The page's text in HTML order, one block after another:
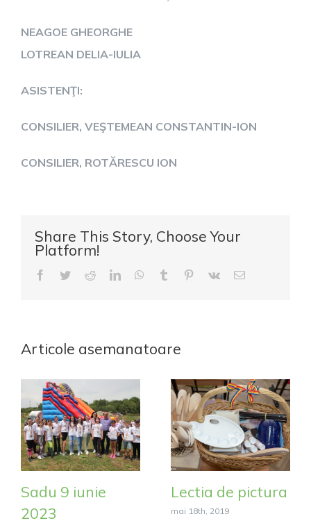
NEAGOE GHEORGHE
LOTREAN DELIA-IULIA
ASISTENŢI:
CONSILIER, VEŞTEMEAN CONSTANTIN-ION
CONSILIER, ROTĂRESCU ION
Share This Story, Choose Your
Platform!
Facebook
TwitterRedditLinkedInWhatsApp
Tumblr Pinterest
Vk
E-
Articole asemanatoare
Sadu 9 iunie
2023
Lectia de pictura
mai 18th, 2019